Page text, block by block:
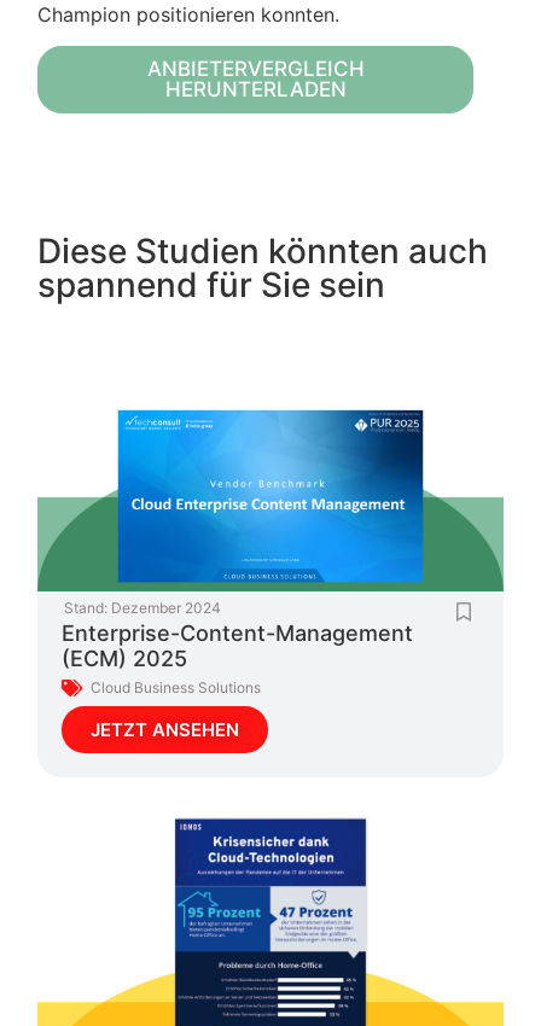
Champion positionieren konnten.
ANBIETERVERGLEICH
HERUNTERLADEN
Diese Studien könnten auch
spannend für Sie sein
Stand: Dezember 2024
Enterprise-Content-Management
(ECM) 2025
Cloud Business Solutions
JETZT ANSEHEN